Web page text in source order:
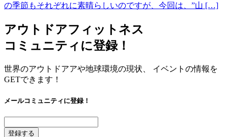
の季節もそれぞれに素晴らしいのですが、今回は、”山 […]
アウトドアフィットネス
コミュニティに登録！
世界のアウトドアアや地球環境の現状、 イベントの情報を
GETできます！
メールコミュニティに登録！